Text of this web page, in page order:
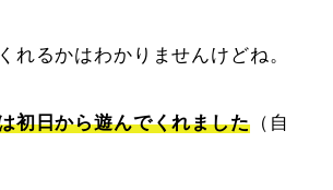
れるかはわかりませんけどね。
初日から遊んでくれました（自